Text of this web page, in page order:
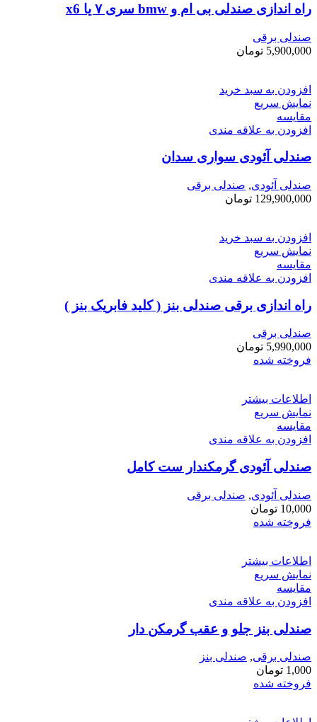
راه اندازی صندلی بی ام و bmw سری ۷ یا x6
صندلی برقی
5,900,000 تومان
افزودن به سبد خرید
نمایش سریع
مقايسه
افزودن به علاقه مندی
صندلی آئودی سواری سدان
صندلی آئودی, صندلی برقی
129,900,000 تومان
افزودن به سبد خرید
نمایش سریع
مقايسه
افزودن به علاقه مندی
راه اندازی برقی صندلی بنز ( کلید فابریک بنز )
صندلی برقی
5,990,000 تومان
فروخته شده
اطلاعات بیشتر
نمایش سریع
مقايسه
افزودن به علاقه مندی
صندلی آئودی گرمکندار ست کامل
صندلی آئودی, صندلی برقی
10,000 تومان
فروخته شده
اطلاعات بیشتر
نمایش سریع
مقايسه
افزودن به علاقه مندی
صندلی بنز جلو و عقب گرمکن دار
صندلی برقی, صندلی بنز
1,000 تومان
فروخته شده